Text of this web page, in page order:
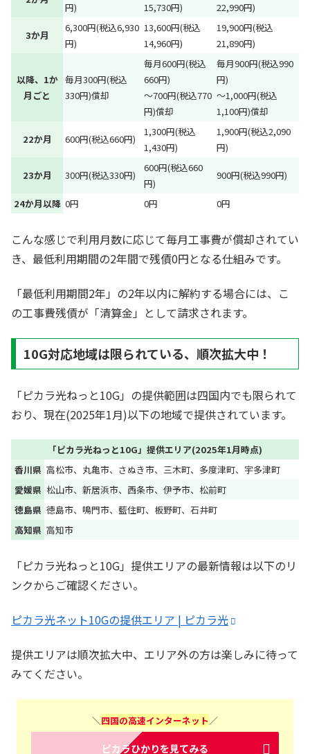
円)
15,730円)
22,990円)
3か月
6,300円(税込6,930
円)
13,600円(税込
14,960円)
19,900円(税込
21,890円)
以降、1か
月ごと
毎月300円(税込
330円)償却
毎月600円(税込
660円)
～700円(税込770
円)償却
毎月900円(税込990
円)
～1,000円(税込
1,100円)償却
22か月 600円(税込660円)
1,300円(税込
1,430円)
1,900円(税込2,090
円)
23か月 300円(税込330円)
600円(税込660
円)
900円(税込990円)
24か月以降 0円 0円 0円
こんな感じで利用月数に応じて毎月工事費が償却されてい
き、最低利用期間の2年間で残債0円となる仕組みです。
「最低利用期間2年」の2年以内に解約する場合には、こ
の工事費残債が「清算金」として請求されます。
10G対応地域は限られている、順次拡大中！
「ピカラ光ねっと10G」の提供範囲は四国内でも限られて
おり、現在(2025年1月)以下の地域で提供されています。
「ピカラ光ねっと10G」提供エリア(2025年1月時点)
香川県 高松市、丸亀市、さぬき市、三木町、多度津町、宇多津町
愛媛県 松山市、新居浜市、西条市、伊予市、松前町
徳島県 徳島市、鳴門市、藍住町、板野町、石井町
高知県 高知市
「ピカラ光ねっと10G」提供エリアの最新情報は以下のリ
ンクからご確認ください。
ピカラ光ネット10Gの提供エリア | ピカラ光
提供エリアは順次拡大中、エリア外の方は楽しみに待って
みてください。
＼四国の高速インターネット ／
ピカラひかりを見てみる